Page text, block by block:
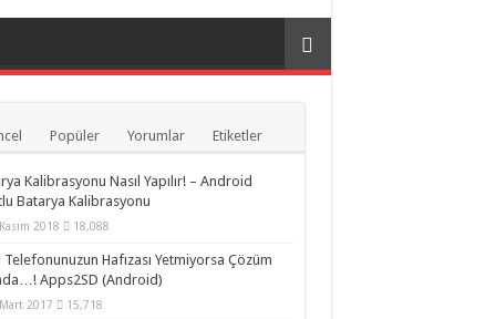
Popüler Yorumlar Etiketler
Kalibrasyonu Nasıl Yapılır! – Android
Batarya Kalibrasyonu
2018 18,088
Telefonunuzun Hafızası Yetmiyorsa Çözüm
Apps2SD (Android)
2017 15,718